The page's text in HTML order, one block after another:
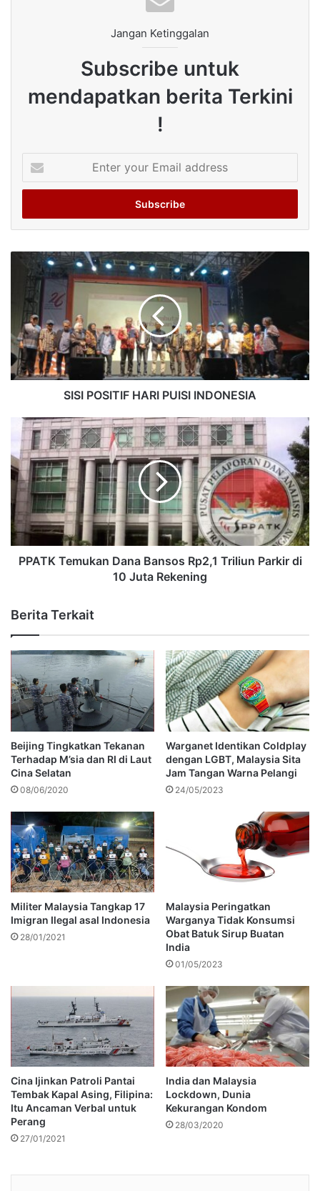
Jangan Ketinggalan
Subscribe untuk
mendapatkan berita Terkini
!
your
Email
SISI POSITIF HARI PUISI INDONESIA
PPATK Temukan Dana Bansos Rp2,1 Triliun Parkir di
10 Juta Rekening
Berita Terkait
Beijing Tingkatkan Tekanan
Terhadap M’sia dan RI di Laut
Cina Selatan
08/06/2020
Warganet Identikan Coldplay
dengan LGBT, Malaysia Sita
Jam Tangan Warna Pelangi
24/05/2023
Militer Malaysia Tangkap 17
Imigran Ilegal asal Indonesia
28/01/2021
Malaysia Peringatkan
Warganya Tidak Konsumsi
Obat Batuk Sirup Buatan
India
01/05/2023
Cina Ijinkan Patroli Pantai
Tembak Kapal Asing, Filipina:
Itu Ancaman Verbal untuk
Perang
27/01/2021
India dan Malaysia
Lockdown, Dunia
Kekurangan Kondom
28/03/2020